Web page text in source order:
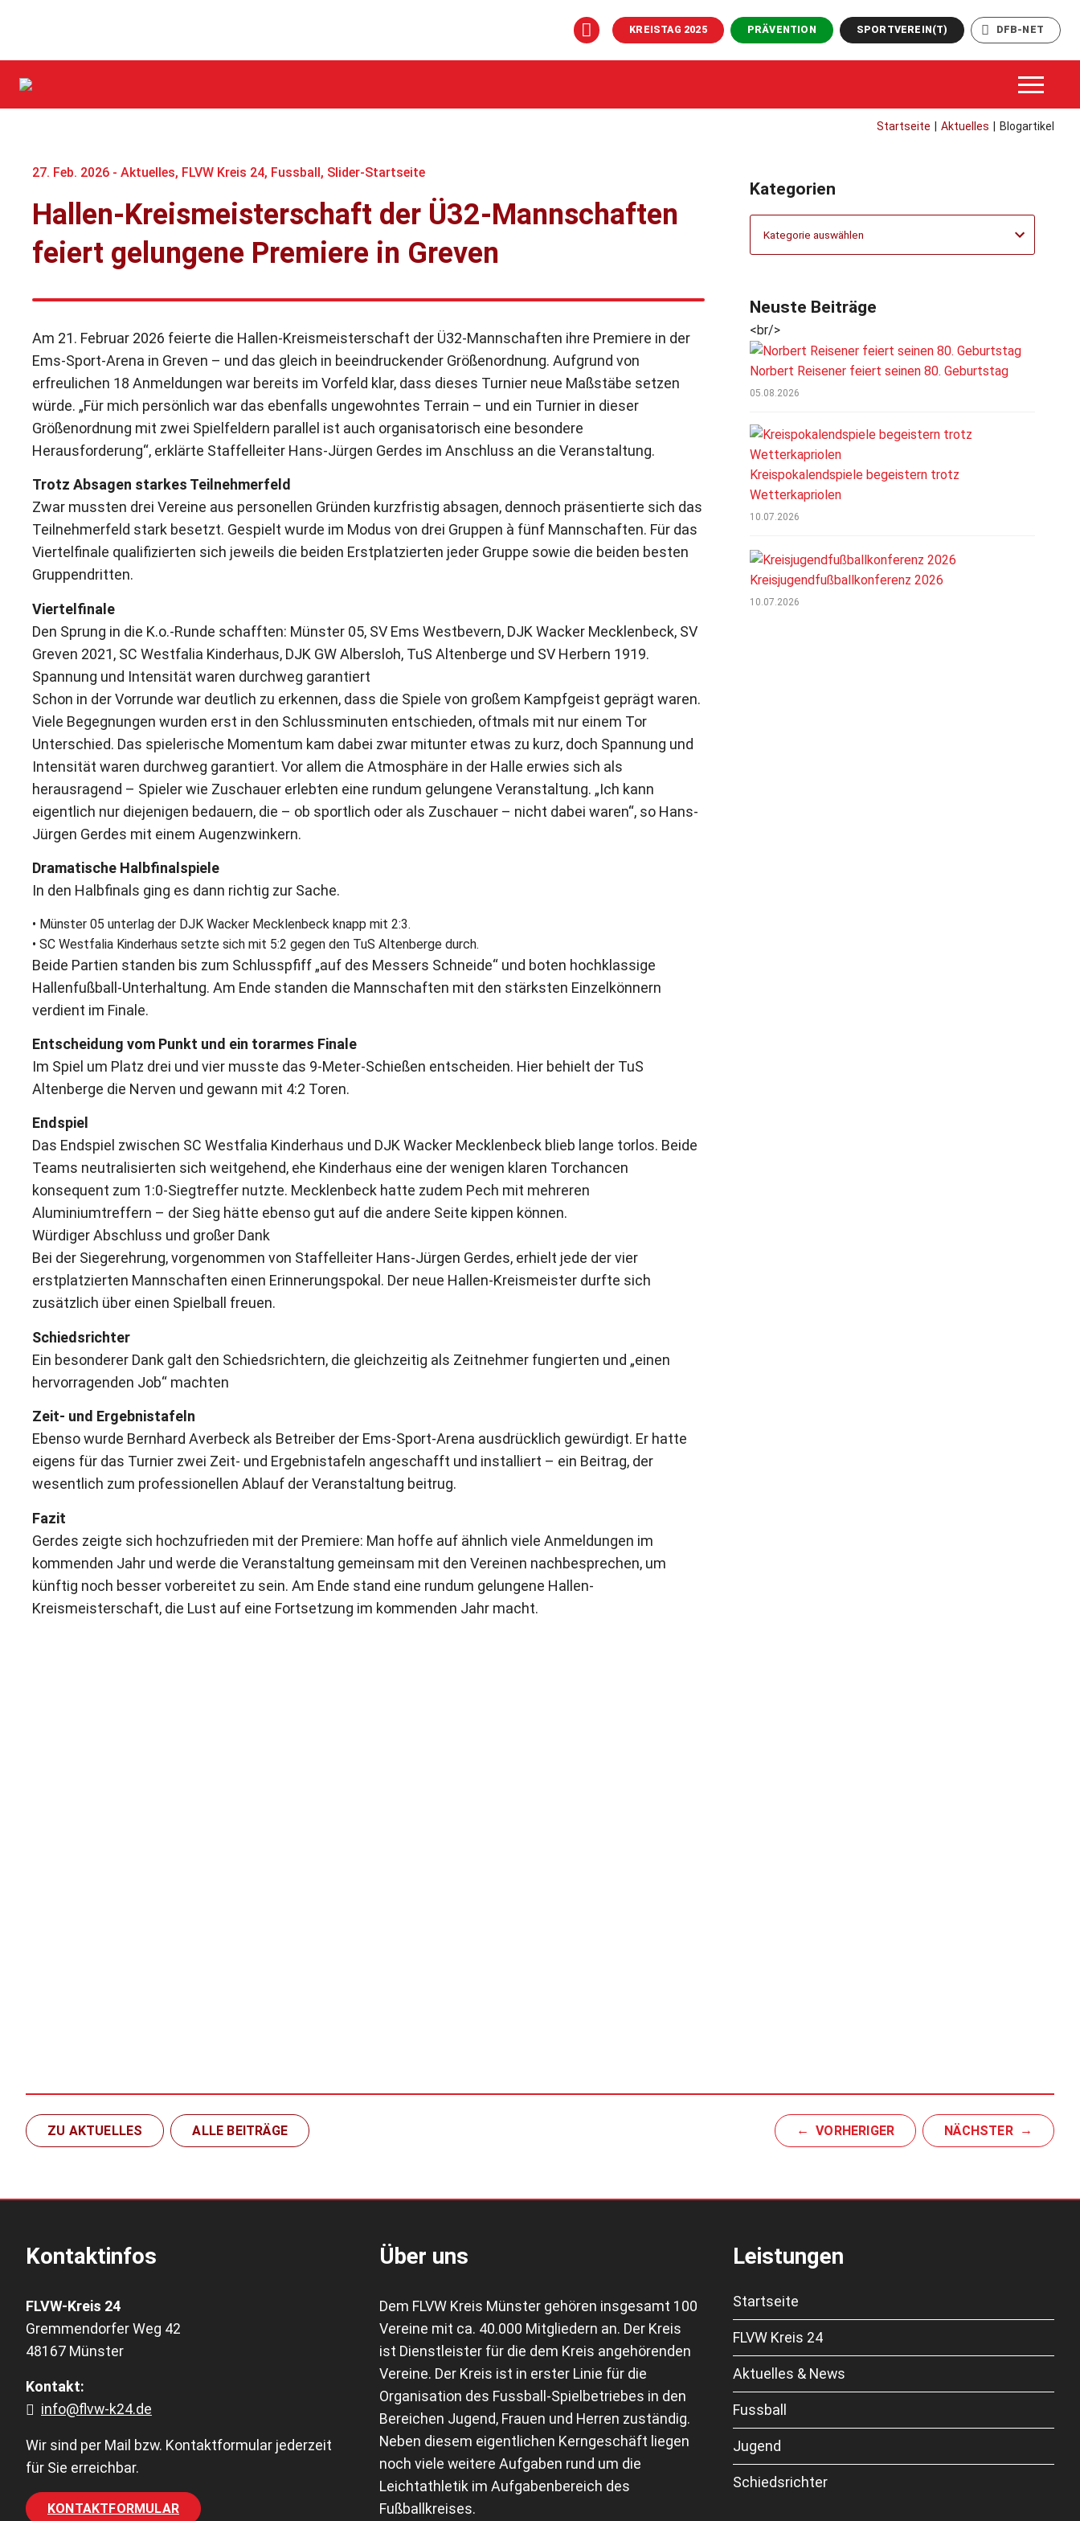
KREISTAG 2025 PRÄVENTION SPORTVEREIN(T) DFB-NET
Startseite Aktuelles Blogartikel
27. Feb. 2026 - Aktuelles, FLVW Kreis 24, Fussball, Slider-Startseite
Hallen-Kreismeisterschaft der Ü32-Mannschaften
feiert gelungene Premiere in Greven
Am 21. Februar 2026 feierte die Hallen-Kreismeisterschaft der Ü32-Mannschaften ihre Premiere in der
Ems-Sport-Arena in Greven – und das gleich in beeindruckender Größenordnung. Aufgrund von
erfreulichen 18 Anmeldungen war bereits im Vorfeld klar, dass dieses Turnier neue Maßstäbe setzen
würde. „Für mich persönlich war das ebenfalls ungewohntes Terrain – und ein Turnier in dieser
Größenordnung mit zwei Spielfeldern parallel ist auch organisatorisch eine besondere
Herausforderung“, erklärte Staffelleiter Hans-Jürgen Gerdes im Anschluss an die Veranstaltung.
Trotz Absagen starkes Teilnehmerfeld
Zwar mussten drei Vereine aus personellen Gründen kurzfristig absagen, dennoch präsentierte sich das
Teilnehmerfeld stark besetzt. Gespielt wurde im Modus von drei Gruppen à fünf Mannschaften. Für das
Viertelfinale qualifizierten sich jeweils die beiden Erstplatzierten jeder Gruppe sowie die beiden besten
Gruppendritten.
Viertelfinale
Den Sprung in die K.o.-Runde schafften: Münster 05, SV Ems Westbevern, DJK Wacker Mecklenbeck, SV
Greven 2021, SC Westfalia Kinderhaus, DJK GW Albersloh, TuS Altenberge und SV Herbern 1919.
Spannung und Intensität waren durchweg garantiert
Schon in der Vorrunde war deutlich zu erkennen, dass die Spiele von großem Kampfgeist geprägt waren.
Viele Begegnungen wurden erst in den Schlussminuten entschieden, oftmals mit nur einem Tor
Unterschied. Das spielerische Momentum kam dabei zwar mitunter etwas zu kurz, doch Spannung und
Intensität waren durchweg garantiert. Vor allem die Atmosphäre in der Halle erwies sich als
herausragend – Spieler wie Zuschauer erlebten eine rundum gelungene Veranstaltung. „Ich kann
eigentlich nur diejenigen bedauern, die – ob sportlich oder als Zuschauer – nicht dabei waren“, so Hans-
Jürgen Gerdes mit einem Augenzwinkern.
Dramatische Halbfinalspiele
In den Halbfinals ging es dann richtig zur Sache.
• Münster 05 unterlag der DJK Wacker Mecklenbeck knapp mit 2:3.
• SC Westfalia Kinderhaus setzte sich mit 5:2 gegen den TuS Altenberge durch.
Beide Partien standen bis zum Schlusspfiff „auf des Messers Schneide“ und boten hochklassige
Hallenfußball-Unterhaltung. Am Ende standen die Mannschaften mit den stärksten Einzelkönnern
verdient im Finale.
Entscheidung vom Punkt und ein torarmes Finale
Im Spiel um Platz drei und vier musste das 9-Meter-Schießen entscheiden. Hier behielt der TuS
Altenberge die Nerven und gewann mit 4:2 Toren.
Endspiel
Das Endspiel zwischen SC Westfalia Kinderhaus und DJK Wacker Mecklenbeck blieb lange torlos. Beide
Teams neutralisierten sich weitgehend, ehe Kinderhaus eine der wenigen klaren Torchancen
konsequent zum 1:0-Siegtreffer nutzte. Mecklenbeck hatte zudem Pech mit mehreren
Aluminiumtreffern – der Sieg hätte ebenso gut auf die andere Seite kippen können.
Würdiger Abschluss und großer Dank
Bei der Siegerehrung, vorgenommen von Staffelleiter Hans-Jürgen Gerdes, erhielt jede der vier
erstplatzierten Mannschaften einen Erinnerungspokal. Der neue Hallen-Kreismeister durfte sich
zusätzlich über einen Spielball freuen.
Schiedsrichter
Ein besonderer Dank galt den Schiedsrichtern, die gleichzeitig als Zeitnehmer fungierten und „einen
hervorragenden Job“ machten
Zeit- und Ergebnistafeln
Ebenso wurde Bernhard Averbeck als Betreiber der Ems-Sport-Arena ausdrücklich gewürdigt. Er hatte
eigens für das Turnier zwei Zeit- und Ergebnistafeln angeschafft und installiert – ein Beitrag, der
wesentlich zum professionellen Ablauf der Veranstaltung beitrug.
Fazit
Gerdes zeigte sich hochzufrieden mit der Premiere: Man hoffe auf ähnlich viele Anmeldungen im
kommenden Jahr und werde die Veranstaltung gemeinsam mit den Vereinen nachbesprechen, um
künftig noch besser vorbereitet zu sein. Am Ende stand eine rundum gelungene Hallen-
Kreismeisterschaft, die Lust auf eine Fortsetzung im kommenden Jahr macht.
Kategorien
Neuste Beiträge
<br/>
Norbert Reisener feiert seinen 80. Geburtstag
05.08.2026
Kreispokalendspiele begeistern trotz
Wetterkapriolen
10.07.2026
Kreisjugendfußballkonferenz 2026
10.07.2026
ZU AKTUELLES ALLE BEITRÄGE VORHERIGER NÄCHSTER
Kontaktinfos
FLVW-Kreis 24
Gremmendorfer Weg 42
48167 Münster
Kontakt:
info@flvw-k24.de
Wir sind per Mail bzw. Kontaktformular jederzeit
für Sie erreichbar.
KONTAKTFORMULAR
Über uns
Dem FLVW Kreis Münster gehören insgesamt 100
Vereine mit ca. 40.000 Mitgliedern an. Der Kreis
ist Dienstleister für die dem Kreis angehörenden
Vereine. Der Kreis ist in erster Linie für die
Organisation des Fussball-Spielbetriebes in den
Bereichen Jugend, Frauen und Herren zuständig.
Neben diesem eigentlichen Kerngeschäft liegen
noch viele weitere Aufgaben rund um die
Leichtathletik im Aufgabenbereich des
Fußballkreises.
Leistungen
Startseite
FLVW Kreis 24
Aktuelles & News
Fussball
Jugend
Schiedsrichter